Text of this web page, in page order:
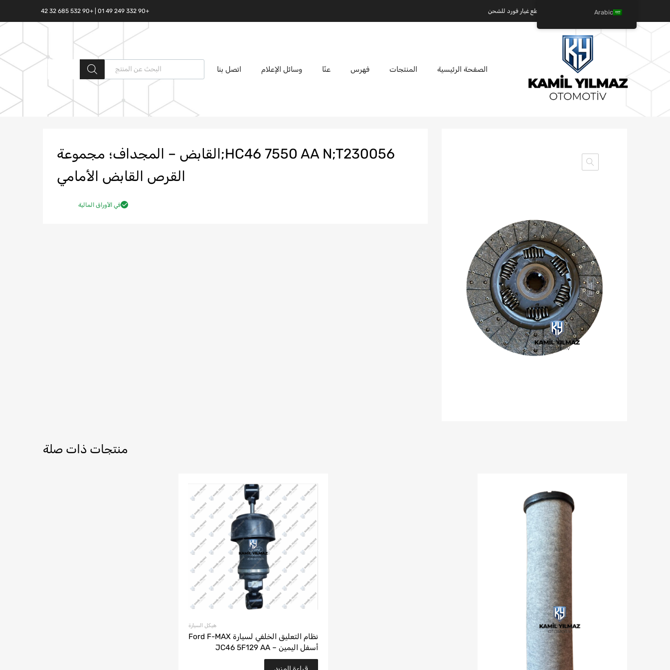
كميل يلماز للسيارات - عالم قطع غيار فورد للشحن +90 332 249 49 01 | +90 532 685 32 42
الصفحة الرئيسية المنتجات فهرس عنّا وسائل الإعلام اتصل بنا
البحث المنتجات
HC46 7550 AA N;T230056;القابض – المجداف؛ مجموعة
القرص القابض الأمامي
في الأوراق المالية
منتجات ذات صلة
هيكل السيارة
نظام التعليق الخلفي لسيارة Ford F-MAX
أسفل اليمين – JC46 5F129 AA
Arabic